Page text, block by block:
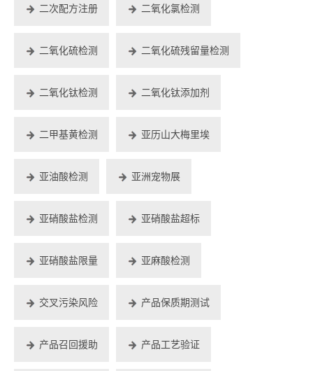
二次配方注册 二氧化氯检测
二氧化硫检测 二氧化硫残留量检测
二氧化钛检测 二氧化钛添加剂
二甲基黄检测 亚历山大梅里埃
亚油酸检测 亚洲宠物展
亚硝酸盐检测 亚硝酸盐超标
亚硝酸盐限量 亚麻酸检测
交叉污染风险 产品保质期测试
产品召回援助 产品工艺验证